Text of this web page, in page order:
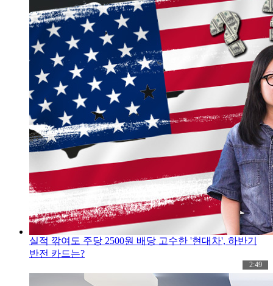
실적 깎여도 주당 2500원 배당 고수한 '현대차', 하반기
반전 카드는?
2:49